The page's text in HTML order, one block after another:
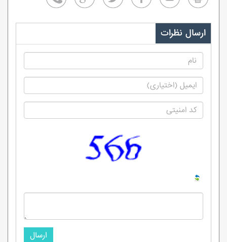
ارسال نظرات
ارسال